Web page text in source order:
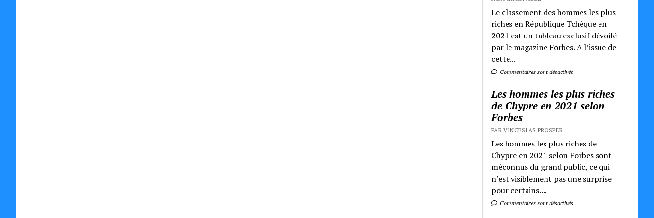
Le classement des hommes les plus
riches en République Tchèque en
2021 est un tableau exclusif dévoilé
par le magazine Forbes. A l’issue de
cette...
Commentaires sont désactivés
Les hommes les plus riches
de Chypre en 2021 selon
Forbes
PAR VINCESLAS PROSPER
Les hommes les plus riches de
Chypre en 2021 selon Forbes sont
méconnus du grand public, ce qui
n’est visiblement pas une surprise
pour certains....
Commentaires sont désactivés